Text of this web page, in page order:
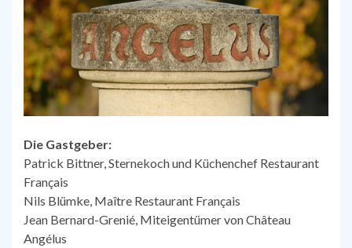
Die Gastgeber:
Patrick Bittner, Sternekoch und Küchenchef Restaurant
Français
Nils Blümke, Maître Restaurant Français
Jean Bernard-Grenié, Miteigentümer von Château
Angélus